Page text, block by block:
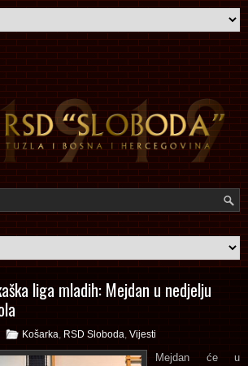
liga mladih: Mejdan u nedjelju
Košarka RSD Sloboda Vijesti
Mejdan će u